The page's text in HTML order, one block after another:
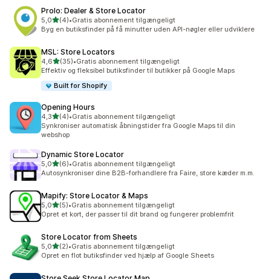
Prolo: Dealer & Store Locator
5,0ud af 5 stjerner
(4)
4 anmeldelser i alt
•Gratis abonnement tilgængeligt
Byg en butiksfinder på få minutter uden API-nøgler eller udviklere
MSL: Store Locators
4,6ud af 5 stjerner
(35)
35 anmeldelser i alt
•Gratis abonnement tilgængeligt
Effektiv og fleksibel butiksfinder til butikker på Google Maps
Built for Shopify
Opening Hours
4,3ud af 5 stjerner
(4)
4 anmeldelser i alt
•Gratis abonnement tilgængeligt
Synkroniser automatisk åbningstider fra Google Maps til din
webshop
Dynamic Store Locator
5,0ud af 5 stjerner
(6)
6 anmeldelser i alt
•Gratis abonnement tilgængeligt
Autosynkroniser dine B2B-forhandlere fra Faire, store kæder m.m.
Mapify: Store Locator & Maps
5,0ud af 5 stjerner
(5)
5 anmeldelser i alt
•Gratis abonnement tilgængeligt
Opret et kort, der passer til dit brand og fungerer problemfrit
Store Locator from Sheets
5,0ud af 5 stjerner
(2)
2 anmeldelser i alt
•Gratis abonnement tilgængeligt
Opret en flot butiksfinder ved hjælp af Google Sheets